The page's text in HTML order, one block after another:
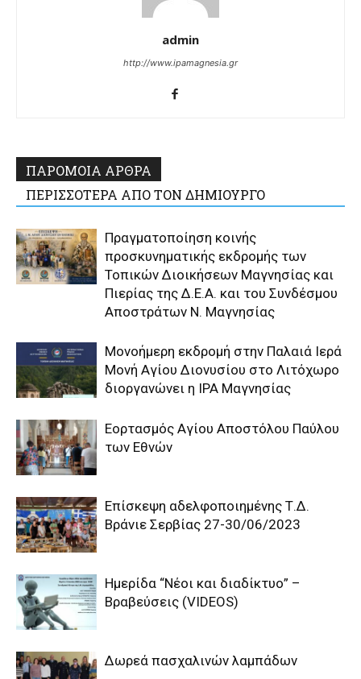
admin
http://www.ipamagnesia.gr
ΠΑΡΟΜΟΙΑ ΑΡΘΡΑ
ΠΕΡΙΣΣΟΤΕΡΑ ΑΠΟ ΤΟΝ ΔΗΜΙΟΥΡΓΟ
Πραγματοποίηση κοινής
προσκυνηματικής εκδρομής των
Τοπικών Διοικήσεων Μαγνησίας και
Πιερίας της Δ.Ε.Α. και του Συνδέσμου
Αποστράτων Ν. Μαγνησίας
Μονοήμερη εκδρομή στην Παλαιά Ιερά
Μονή Αγίου Διονυσίου στο Λιτόχωρο
διοργανώνει η IPA Μαγνησίας
Εορτασμός Αγίου Αποστόλου Παύλου
των Εθνών
Επίσκεψη αδελφοποιημένης Τ.Δ.
Βράνιε Σερβίας 27-30/06/2023
Ημερίδα “Νέοι και διαδίκτυο” –
Βραβεύσεις (VIDEOS)
Δωρεά πασχαλινών λαμπάδων